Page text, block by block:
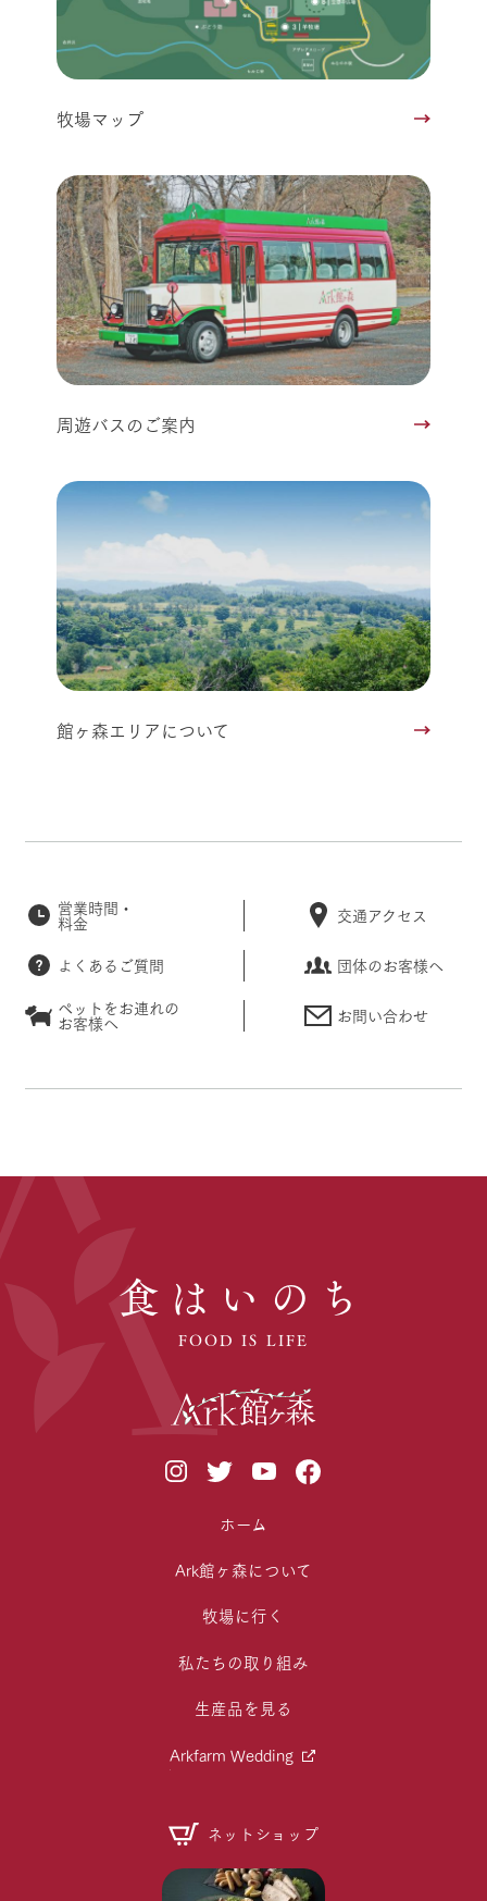
牧場マップ
周遊バスのご案内
館ヶ森エリアについて
営業時間・
料金 交通アクセス
よくあるご質問
団体のお客様へ
ペットをお連れの
お客様へ お問い合わせ
食はいのち
FOOD IS LIFE
ホーム
Ark館ヶ森について
牧場に行く
私たちの取り組み
生産品を見る
Arkfarm Wedding
ネットショップ